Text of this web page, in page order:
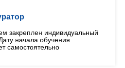
закреплен индивидуальный
начала обучения
самостоятельно